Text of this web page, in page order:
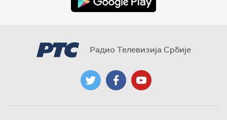
Радио Телевизија Србије